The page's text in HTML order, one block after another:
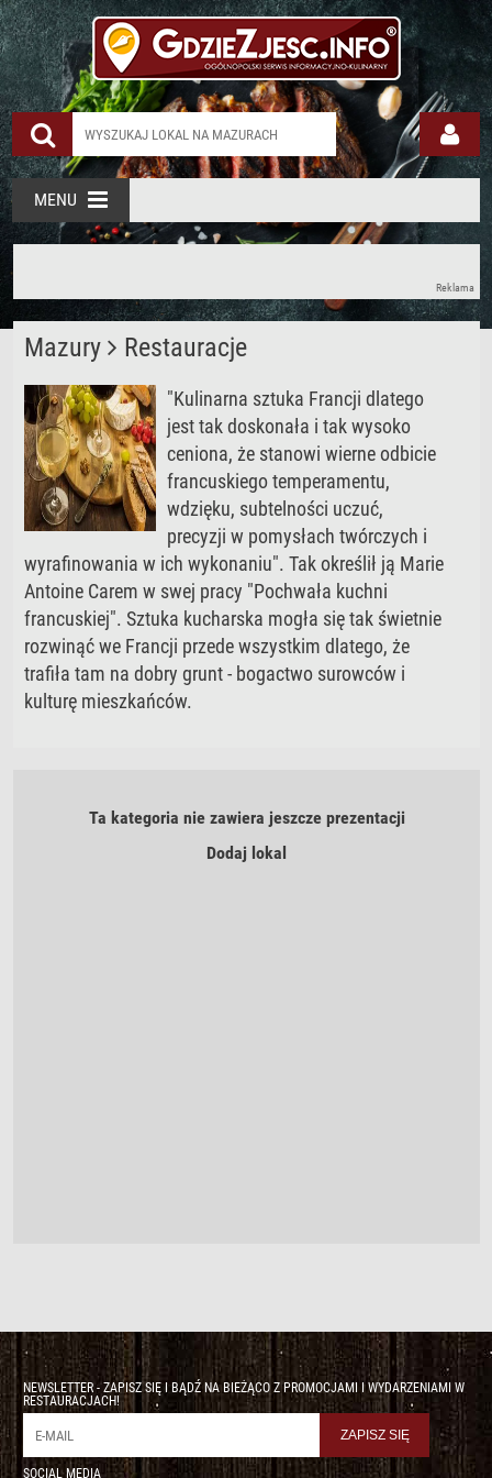
MENU
Reklama
Mazury Restauracje
"Kulinarna sztuka Francji dlatego
jest tak doskonała i tak wysoko
ceniona, że stanowi wierne odbicie
francuskiego temperamentu,
wdzięku, subtelności uczuć,
precyzji w pomysłach twórczych i
wyrafinowania w ich wykonaniu". Tak określił ją Marie
Antoine Carem w swej pracy "Pochwała kuchni
francuskiej". Sztuka kucharska mogła się tak świetnie
rozwinąć we Francji przede wszystkim dlatego, że
trafiła tam na dobry grunt - bogactwo surowców i
kulturę mieszkańców.
Ta kategoria nie zawiera jeszcze prezentacji
Dodaj lokal
NEWSLETTER - ZAPISZ SIĘ I BĄDŹ NA BIEŻĄCO Z PROMOCJAMI I WYDARZENIAMI W
RESTAURACJACH!
SOCIAL MEDIA